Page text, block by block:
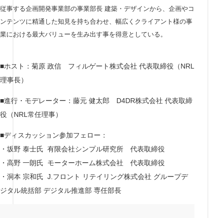
従事する企画開発事業部の事業部長 建築・デザインから、企画やコ
ンテンツに精通した知見を持ち合わせ、幅広くクライアント様の事
業における最大バリューを生み出す事を得意としている。
■ホスト：菊原 政信 フィルゲート株式会社 代表取締役（NRL
理事長）
■進行・モデレーター：藤元 健太郎 D4DR株式会社 代表取締
役（NRL常任理事）
■ディスカッション参加フェロー：
・坂野 泰士氏 有限会社シンプル研究所 代表取締役
・高野 一朗氏 モーターホーム株式会社 代表取締役
・洞本 宗和氏 J.フロント リテイリング株式会社 グループデ
ジタル統括部 デジタル推進部 専任部長